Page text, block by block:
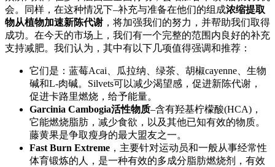
会。同样，在这种情况下–补充与准备在他们的组成浓缩提取
物从植物加速新陈代谢 ，将加强我们的努力，并帮助我们取得
成功。在今天的市场上，我们有一个完整的范围内良好的补充
支持减肥。我们认为，其中有以下几项值得强调和推荐：
它们是：蓝莓Acai、瓜拉纳、绿茶、胡椒cayenne、生物
碱和L-肉碱。Silvets可以减少渴望感，促进新陈代谢，
促进卡路里燃烧，给予能量。
Garcinia Cambogia活性物质–含有羟基柠檬酸(HCA)，
它能燃烧脂肪，减少食欲，以及其他已知有效的物质。
藤黄果是争取瘦身的最大盟友之一。
Fast Burn Extreme ，主要针对运动员和一般从事经常性
体育锻炼的人，是一种有效的多成分脂肪燃烧剂，有效